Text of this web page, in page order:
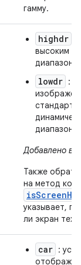
гамму.
highdr
высоким
lowdr :
Добавлено в
Также
на метод
указывает,
ли экран
car :